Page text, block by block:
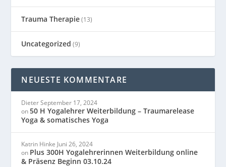
Trauma Therapie(13)
Uncategorized (9)
NEUESTE KOMMENTARE
Dieter September 17, 2024
on50 H Yogalehrer Weiterbildung – Traumarelease
Yoga & somatisches Yoga
Katrin Hinke Juni 26, 2024
on Plus 300H Yogalehrerinnen Weiterbildung online
& Präsenz Beginn 03.10.24